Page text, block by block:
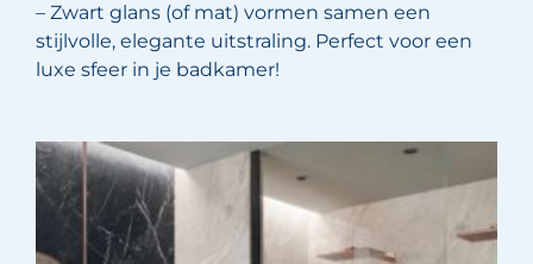
– Zwart glans (of mat) vormen samen een
stijlvolle, elegante uitstraling. Perfect voor een
luxe sfeer in je badkamer!